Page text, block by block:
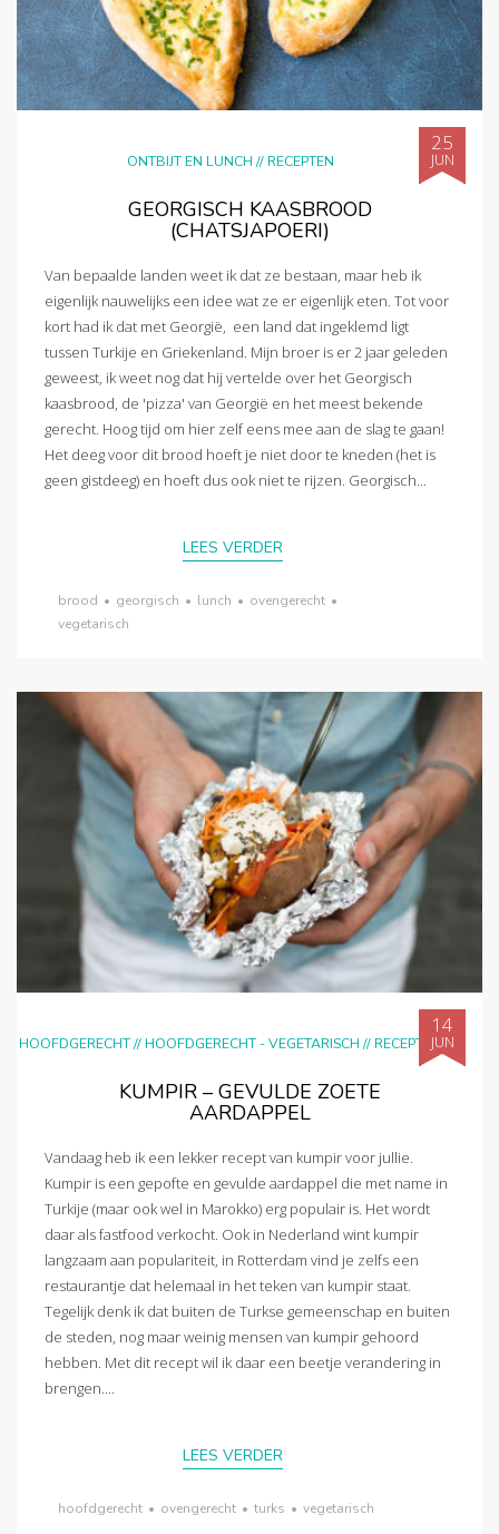
ONTBIJT EN LUNCH //RECEPTEN
25
JUN
GEORGISCH KAASBROOD
(CHATSJAPOERI)
Van bepaalde landen weet ik dat ze bestaan, maar heb ik
eigenlijk nauwelijks een idee wat ze er eigenlijk eten. Tot voor
kort had ik dat met Georgië, een land dat ingeklemd ligt
tussen Turkije en Griekenland. Mijn broer is er 2 jaar geleden
geweest, ik weet nog dat hij vertelde over het Georgisch
kaasbrood, de 'pizza' van Georgië en het meest bekende
gerecht. Hoog tijd om hier zelf eens mee aan de slag te gaan!
Het deeg voor dit brood hoeft je niet door te kneden (het is
geen gistdeeg) en hoeft dus ook niet te rijzen. Georgisch...
LEES VERDER
brood • georgisch • lunch • ovengerecht •
vegetarisch
HOOFDGERECHT//HOOFDGERECHT - VEGETARISCH //RECEPTEN
14
JUN
KUMPIR – GEVULDE ZOETE
AARDAPPEL
Vandaag heb ik een lekker recept van kumpir voor jullie.
Kumpir is een gepofte en gevulde aardappel die met name in
Turkije (maar ook wel in Marokko) erg populair is. Het wordt
daar als fastfood verkocht. Ook in Nederland wint kumpir
langzaam aan populariteit, in Rotterdam vind je zelfs een
restaurantje dat helemaal in het teken van kumpir staat.
Tegelijk denk ik dat buiten de Turkse gemeenschap en buiten
de steden, nog maar weinig mensen van kumpir gehoord
hebben. Met dit recept wil ik daar een beetje verandering in
brengen....
LEES VERDER
hoofdgerecht • ovengerecht • turks • vegetarisch